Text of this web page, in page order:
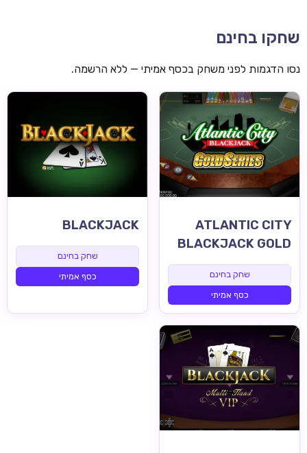
שחקו בחינם
נסו הדגמות לפני משחק בכסף אמיתי — ללא הרשמה.
ATLANTIC CITY
BLACKJACK GOLD
שחק בחינם
כסף אמיתי
BLACKJACK
שחק בחינם
כסף אמיתי